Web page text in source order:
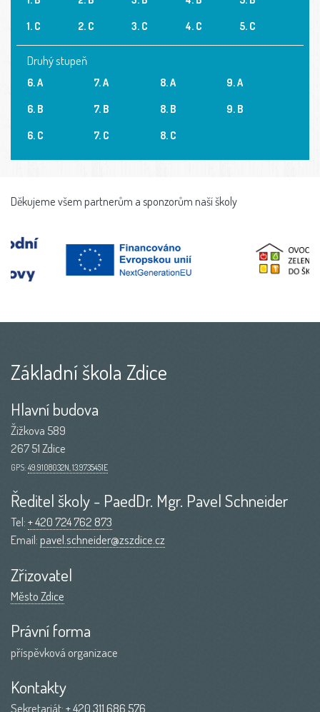
1. C 2. C 3. C 4. C 5. C
Druhý stupeň
6. A
6. B
6. C
7. A
7. B
7. C
8. A
8. B
8. C
9. A
9. B
Děkujeme všem partnerům a sponzorům naší školy
Základní škola Zdice
Hlavní budova
Žižkova 589
267 51 Zdice
GPS: 49.9108032N, 13.9735451E
Ředitel školy - PaedDr. Mgr. Pavel Schneider
Tel:+ 420 724 762 873
Email:pavel.schneider@zszdice.cz
Zřizovatel
Město Zdice
Právní forma
příspěvková organizace
Kontakty
Sekretariát:+ 420 311 686 576